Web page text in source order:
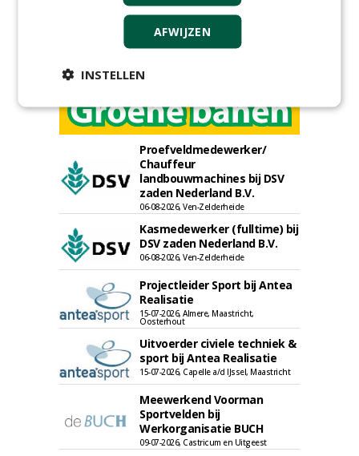
Proefveldmedewerker/
Chauffeur
landbouwmachines bij DSV
zaden Nederland B.V.
06-08-2026, Ven-Zelderheide
Kasmedewerker (fulltime) bij
DSV zaden Nederland B.V.
06-08-2026, Ven-Zelderheide
Projectleider Sport bij Antea
Realisatie
15-07-2026, Almere, Maastricht,
Oosterhout
Uitvoerder civiele techniek &
sport bij Antea Realisatie
15-07-2026, Capelle a/d IJssel, Maastricht
Meewerkend Voorman
Sportvelden bij
Werkorganisatie BUCH
09-07-2026, Castricum en Uitgeest
AFWIJZEN
INSTELLEN